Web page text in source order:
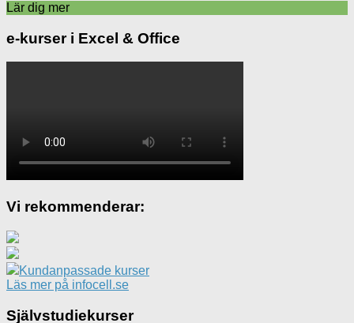
Lär dig mer
e-kurser i Excel & Office
Vi rekommenderar:
Kundanpassade kurser
Läs mer på infocell.se
Självstudiekurser